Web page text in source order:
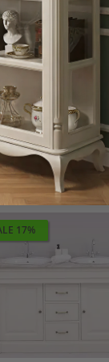
802,00 €
*
17%